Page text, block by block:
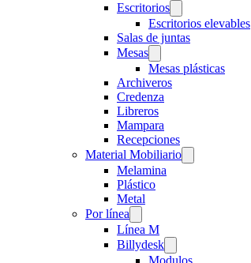
Escritorios
Escritorios elevables
Salas de juntas
Mesas
Mesas plásticas
Archiveros
Credenza
Libreros
Mampara
Recepciones
Material Mobiliario
Melamina
Plástico
Metal
Por línea
Línea M
Billydesk
Modulos